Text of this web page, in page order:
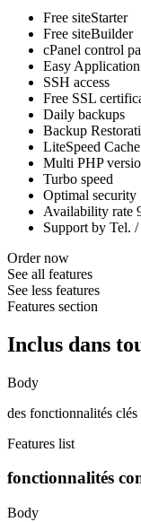
Free siteStarter
Free siteBuilder
cPanel control
Easy
SSH access
Free SSL
Daily backups
Backup
LiteSpeed Cache
Multi PHP
Turbo speed
Optimal security
Availability rate
Support by Tel.
Order now
See all features
See less features
Features section
Inclus dans
Body
des fonctionnalités
Features list
fonctionnalités
Body